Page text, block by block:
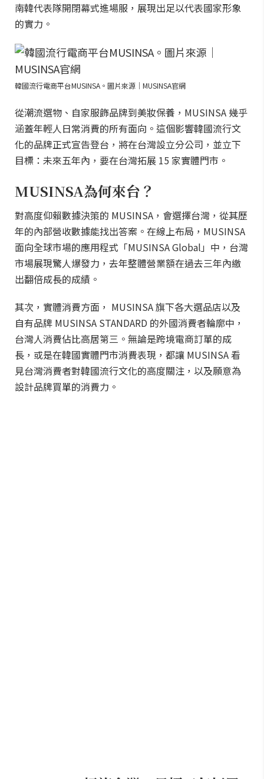
南韓代表隊開閉幕式進場服，展現出足以代表國家形象
的實力。
韓國流行電商平台MUSINSA。圖片來源｜MUSINSA官網
從潮流選物、自家服飾品牌到美妝保養，MUSINSA 幾乎
涵蓋年輕人日常消費的所有面向。這個影響韓國流行文
化的品牌正式宣告登台，將在台灣設立分公司，並立下
目標：未來五年內，要在台灣拓展 15 家實體門市。
MUSINSA為何來台？
對高度仰賴數據決策的 MUSINSA，會選擇台灣，從其歷
年的內部營收數據能找出答案。在線上布局，MUSINSA
面向全球市場的應用程式「MUSINSA Global」中，台灣
市場展現驚人爆發力，去年整體營業額在過去三年內繳
出翻倍成長的成績。
其次，實體消費方面， MUSINSA 旗下各大選品店以及
自有品牌 MUSINSA STANDARD 的外國消費者輪廓中，
台灣人消費佔比高居第三。無論是跨境電商訂單的成
長，或是在韓國實體門市消費表現，都讓 MUSINSA 看
見台灣消費者對韓國流行文化的高度關注，以及願意為
設計品牌買單的消費力。